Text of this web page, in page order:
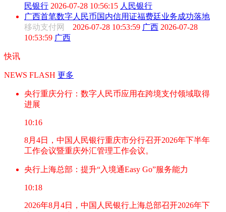
民银行 2026-07-28 10:56:15 人民银行
广西首笔数字人民币国内信用证福费廷业务成功落地
移动支付网 2026-07-28 10:53:59 广西 2026-07-28
10:53:59 广西
快讯
NEWS FLASH 更多
央行重庆分行：数字人民币应用在跨境支付领域取得
进展
10:16
8月4日，中国人民银行重庆市分行召开2026年下半年
工作会议暨重庆外汇管理工作会议。
央行上海总部：提升“入境通Easy Go”服务能力
10:18
2026年8月4日，中国人民银行上海总部召开2026年下